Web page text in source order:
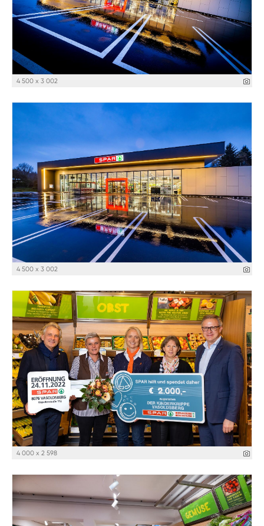
4 500 x 3 002
4 500 x 3 002
4 000 x 2 598